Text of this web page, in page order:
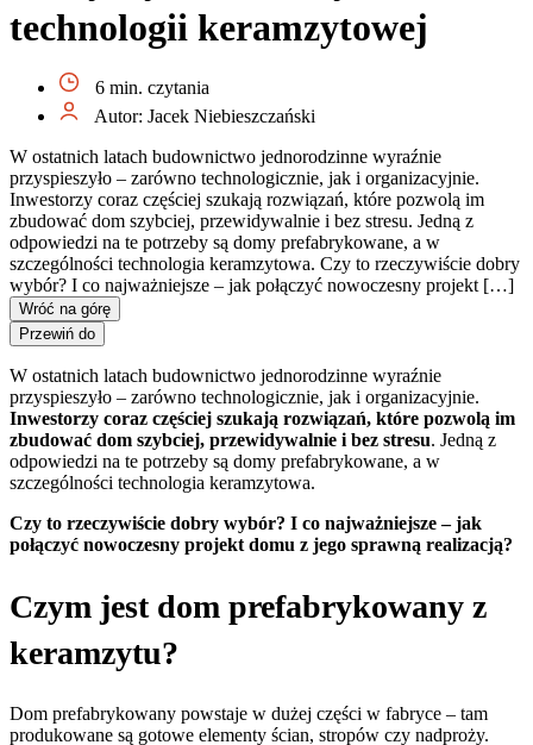
technologii keramzytowej
6 min. czytania
Autor: Jacek Niebieszczański
W ostatnich latach budownictwo jednorodzinne wyraźnie
przyspieszyło – zarówno technologicznie, jak i organizacyjnie.
Inwestorzy coraz częściej szukają rozwiązań, które pozwolą im
zbudować dom szybciej, przewidywalnie i bez stresu. Jedną z
odpowiedzi na te potrzeby są domy prefabrykowane, a w
szczególności technologia keramzytowa. Czy to rzeczywiście dobry
wybór? I co najważniejsze – jak połączyć nowoczesny projekt […]
Wróć na górę
Przewiń do
W ostatnich latach budownictwo jednorodzinne wyraźnie
przyspieszyło – zarówno technologicznie, jak i organizacyjnie.
Inwestorzy coraz częściej szukają rozwiązań, które pozwolą im
zbudować dom szybciej, przewidywalnie i bez stresu. Jedną z
odpowiedzi na te potrzeby są domy prefabrykowane, a w
szczególności technologia keramzytowa.
Czy to rzeczywiście dobry wybór? I co najważniejsze – jak
połączyć nowoczesny projekt domu z jego sprawną realizacją?
Czym jest dom prefabrykowany z
keramzytu?
Dom prefabrykowany powstaje w dużej części w fabryce – tam
produkowane są gotowe elementy ścian, stropów czy nadproży.